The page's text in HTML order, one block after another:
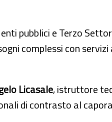
pubblici e Terzo
complessi con
Licasale, istruttore
di contrasto al